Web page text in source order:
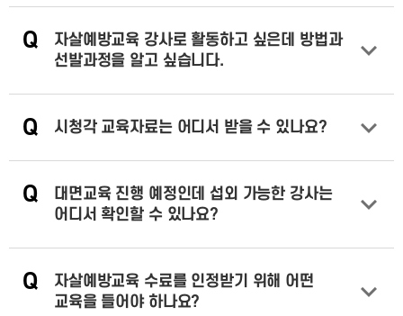
Q
자살예방교육 강사로 활동하고 싶은데 방법과
선발과정을 알고 싶습니다.
Q 시청각 교육자료는 어디서 받을 수 있나요?
Q
대면교육 진행 예정인데 섭외 가능한 강사는
어디서 확인할 수 있나요?
Q
자살예방교육 수료를 인정받기 위해 어떤
교육을 들어야 하나요?